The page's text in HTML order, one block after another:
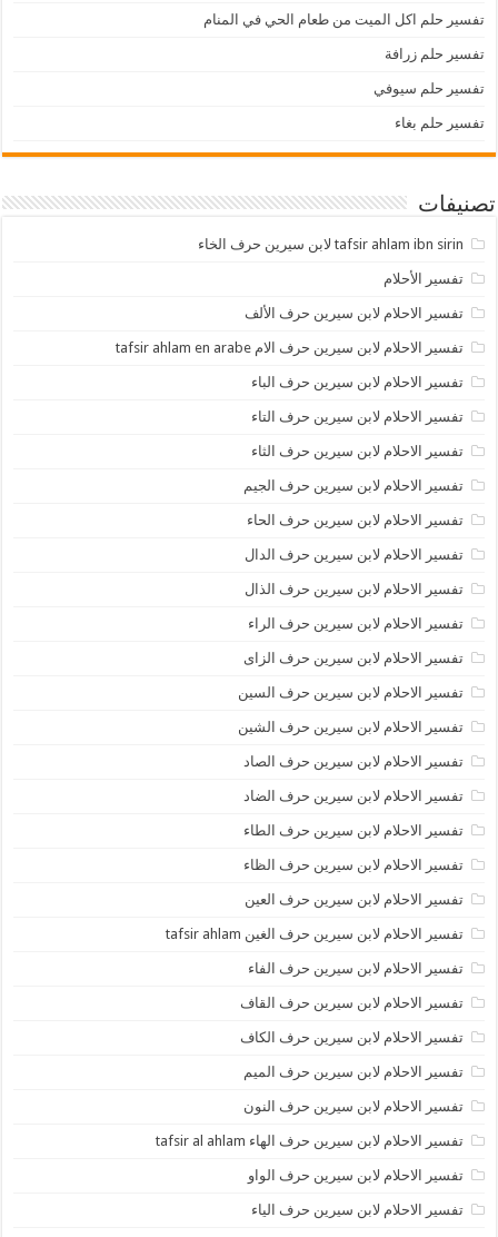
تفسير حلم اكل الميت من طعام الحي في المنام
تفسير حلم زرافة
تفسير حلم سيوفي
تفسير حلم بغاء
تصنيفات
tafsir ahlam ibn sirin لابن سيرين حرف الخاء
تفسير الأحلام
تفسير الاحلام لابن سيرين حرف الألف
تفسير الاحلام لابن سيرين حرف الام tafsir ahlam en arabe
تفسير الاحلام لابن سيرين حرف الباء
تفسير الاحلام لابن سيرين حرف التاء
تفسير الاحلام لابن سيرين حرف الثاء
تفسير الاحلام لابن سيرين حرف الجيم
تفسير الاحلام لابن سيرين حرف الحاء
تفسير الاحلام لابن سيرين حرف الدال
تفسير الاحلام لابن سيرين حرف الذال
تفسير الاحلام لابن سيرين حرف الراء
تفسير الاحلام لابن سيرين حرف الزاى
تفسير الاحلام لابن سيرين حرف السين
تفسير الاحلام لابن سيرين حرف الشين
تفسير الاحلام لابن سيرين حرف الصاد
تفسير الاحلام لابن سيرين حرف الضاد
تفسير الاحلام لابن سيرين حرف الطاء
تفسير الاحلام لابن سيرين حرف الظاء
تفسير الاحلام لابن سيرين حرف العين
تفسير الاحلام لابن سيرين حرف الغين tafsir ahlam
تفسير الاحلام لابن سيرين حرف الفاء
تفسير الاحلام لابن سيرين حرف القاف
تفسير الاحلام لابن سيرين حرف الكاف
تفسير الاحلام لابن سيرين حرف الميم
تفسير الاحلام لابن سيرين حرف النون
تفسير الاحلام لابن سيرين حرف الهاء tafsir al ahlam
تفسير الاحلام لابن سيرين حرف الواو
تفسير الاحلام لابن سيرين حرف الياء